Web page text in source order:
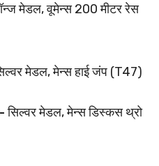
मेडल, वूमेन्स 200 मीटर रेस
मेडल, मेन्स हाई जंप (T47)
सिल्वर मेडल, मेन्स डिस्कस थ्रो